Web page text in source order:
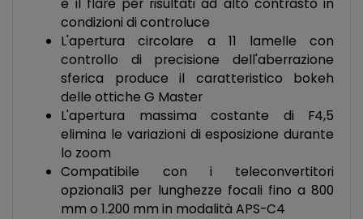
condizioni di controluce
L'apertura circolare a 11 lamelle con
controllo di precisione dell'aberrazione
sferica produce il caratteristico bokeh
delle ottiche G Master
L'apertura massima costante di F4,5
elimina le variazioni di esposizione durante
lo zoom
Compatibile con i teleconvertitori
opzionali3 per lunghezze focali fino a 800
mm o 1.200 mm in modalità APS-C4